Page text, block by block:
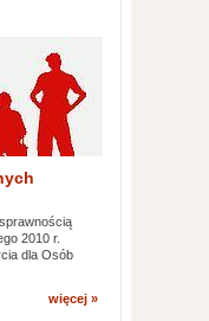
2010 r.
dla Osób
więcej »